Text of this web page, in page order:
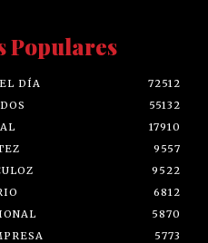
Populares
DÍA
72512
55132
17910
9557
9522
6812
5870
5773